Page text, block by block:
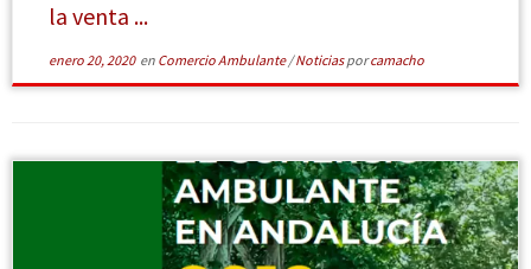
la venta ...
enero 20, 2020en Comercio Ambulante/Noticiasporcamacho